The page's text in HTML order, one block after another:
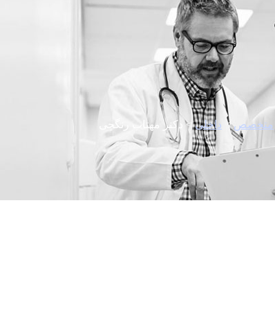
متخصص> داخلی> دکتر مهتاب رنگچی